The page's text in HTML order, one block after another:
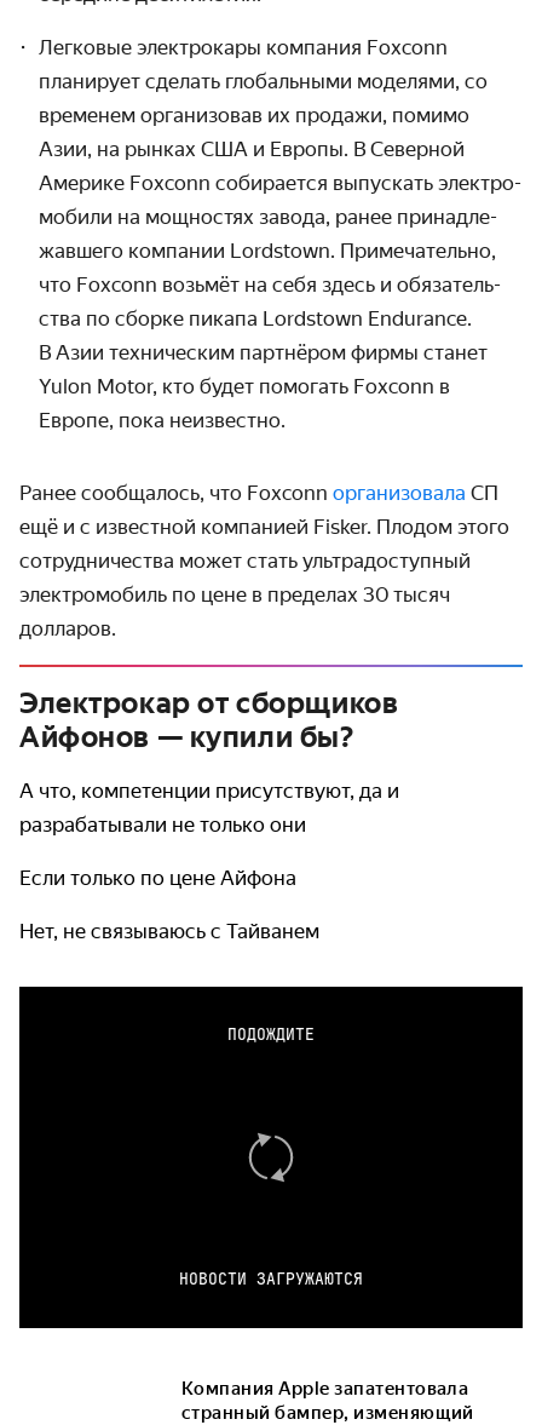
Легковые электрокары компания Foxconn
планирует сделать глобаль­ными моделями, со
временем органи­зовав их продажи, помимо
Азии, на рынках США и Европы. В Северной
Америке Foxconn собирается выпускать электро­
мобили на мощностях завода, ранее принадле­
жавшего компании Lordstown. Примечательно,
что Foxconn возьмёт на себя здесь и обязатель­
ства по сборке пикапа Lordstown Endurance.
В Азии техническим партнёром фирмы станет
Yulon Motor, кто будет помогать Foxconn в
Европе, пока неизвестно.
Ранее сообщалось, что Foxconn организовала СП
ещё и с известной компанией Fisker. Плодом этого
сотрудни­чества может стать ультра­доступный
электро­мобиль по цене в пределах 30 тысяч
долларов.
Электрокар от сборщиков
Айфонов — купили бы?
А что, компетенции присутствуют, да и
разрабатывали не только они
Если только по цене Айфона
Нет, не связываюсь с Тайванем
ПОДОЖДИТЕ
НОВОСТИ ЗАГРУЖАЮТСЯ
Компания Apple запатентовала
странный бампер, изменяющий